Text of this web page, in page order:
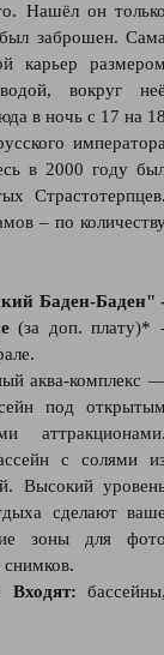
Нашёл он
заброшен.
карьер
вокруг
в ночь с 17 на
в 2000 году
– по
Баден-Баден"
(за доп. плату)*
аква-комплекс
под
с солями
Высокий
сделают
зоны для
Входят: